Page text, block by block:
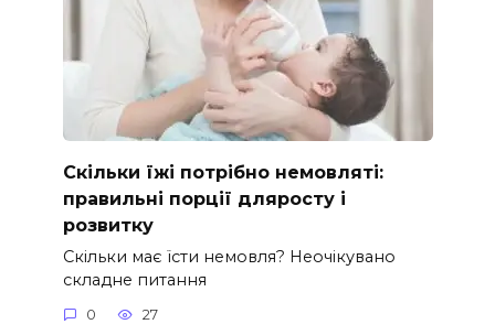
Скільки їжі потрібно немовляті:
правильні порції дляросту і
розвитку
Скільки має їсти немовля? Неочікувано
складне питання
0 27